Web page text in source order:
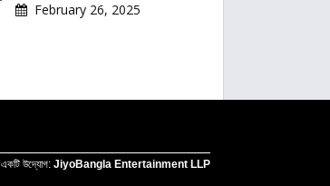
February 26, 2025
একটি উদ্যোগ: JiyoBangla Entertainment LLP